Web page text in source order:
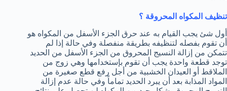
تنظيف المكواه المحروقة ؟
أول شئ يجب القيام به عند حرق الجزء الأسفل من المكواه هو
أن تقوم بفصله لتنظيفه بطريقة منفصلة وفي حالة إذا لم
تتمكن من إزالة النسيج المحروق من الجزء الأسفل من الحديد
توجد قطعة واحدة يجب أن تقوم بإستخدامها وهي زوج من
الملاقط أو العيدان الخشبية من أجل رفع قطع صغيرة من
المواد المذابة بعد أن يبرد الحديد تماماً وفي حالة عدم إزالة